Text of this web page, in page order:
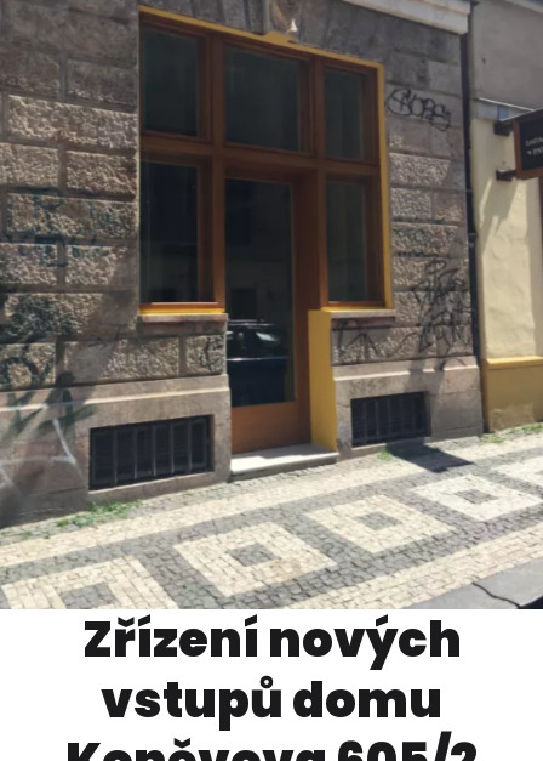
Zřízení nových
vstupů domu